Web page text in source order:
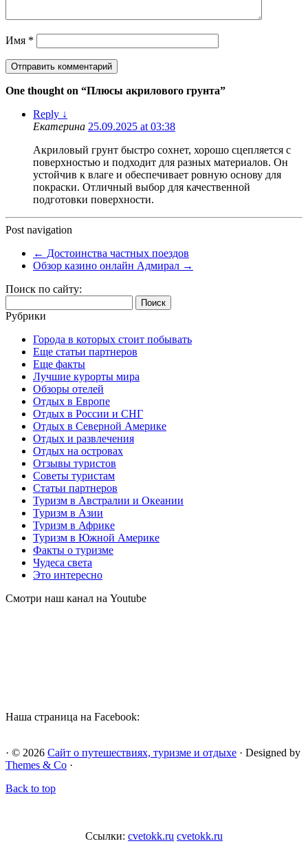
Имя *
One thought on “Плюсы акрилового грунта”
Reply ↓
Екатерина 25.09.2025 at 03:38
Акриловый грунт быстро сохнет, хорошо сцепляется с
поверхностью и подходит для разных материалов. Он
устойчив к влаге и обеспечивает ровную основу для
покраски. Отличный выбор для качественной
подготовки поверхности.
Post navigation
← Достоинства частных поездов
Обзор казино онлайн Адмирал →
Поиск по сайту:
Рубрики
Города в которых стоит побывать
Еще статьи партнеров
Еще факты
Лучшие курорты мира
Обзоры отелей
Отдых в Европе
Отдых в России и СНГ
Отдых в Северной Америке
Отдых и развлечения
Отдых на островах
Отзывы туристов
Советы туристам
Статьи партнеров
Туризм в Австралии и Океании
Туризм в Азии
Туризм в Африке
Туризм в Южной Америке
Факты о туризме
Чудеса света
Это интересно
Смотри наш канал на Youtube
Наша страница на Facebook:
· © 2026 Сайт о путешествиях, туризме и отдыхе · Designed by
Themes & Co ·
Back to top
Ссылки: cvetokk.ru cvetokk.ru